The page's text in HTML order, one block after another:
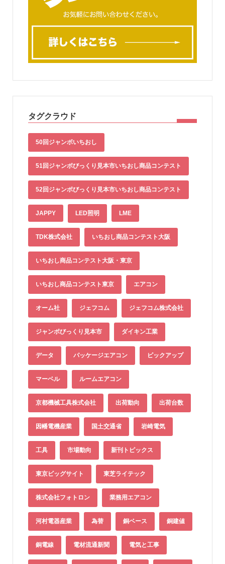
タグクラウド
50回ジャンボいちおし
51回ジャンボびっくり見本市いちおし商品コンテスト
52回ジャンボびっくり見本市いちおし商品コンテスト
JAPPY LED照明 LME
TDK株式会社 いちおし商品コンテスト大阪
いちおし商品コンテスト大阪・東京
いちおし商品コンテスト東京 エアコン
オーム社 ジェフコム ジェフコム株式会社
ジャンボびっくり見本市 ダイキン工業
データ パッケージエアコン ピックアップ
マーベル ルームエアコン
京都機械工具株式会社 出荷動向 出荷台数
因幡電機産業 国土交通省 岩崎電気
工具 市場動向 新刊トピックス
東京ビッグサイト 東芝ライテック
株式会社フォトロン 業務用エアコン
河村電器産業 為替 銅ベース 銅建値
銅電線 電材流通新聞 電気と工事